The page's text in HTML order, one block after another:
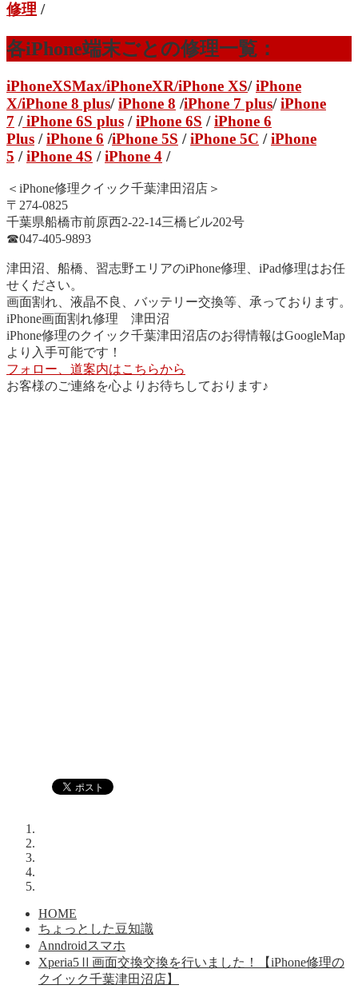
修理 /
各iPhone端末ごとの修理一覧：
iPhoneXSMax/iPhoneXR/iPhone XS/iPhone
X/iPhone 8 plus/iPhone 8 /iPhone 7 plus/iPhone
7 /iPhone 6S plus /iPhone 6S /iPhone 6
Plus /iPhone 6 /iPhone 5S /iPhone 5C /iPhone
5 /iPhone 4S /iPhone 4 /
＜iPhone修理クイック千葉津田沼店＞
〒274-0825
千葉県船橋市前原西2-22-14三橋ビル202号
☎︎047-405-9893
津田沼、船橋、習志野エリアのiPhone修理、iPad修理はお任
せください。
画面割れ、液晶不良、バッテリー交換等、承っております。
iPhone画面割れ修理 津田沼
iPhone修理のクイック千葉津田沼店のお得情報はGoogleMap
より入手可能です！
フォロー、道案内はこちらから
お客様のご連絡を心よりお待ちしております♪
HOME
ちょっとした豆知識
Anndroidスマホ
Xperia5Ⅱ画面交換交換を行いました！【iPhone修理の
クイック千葉津田沼店】